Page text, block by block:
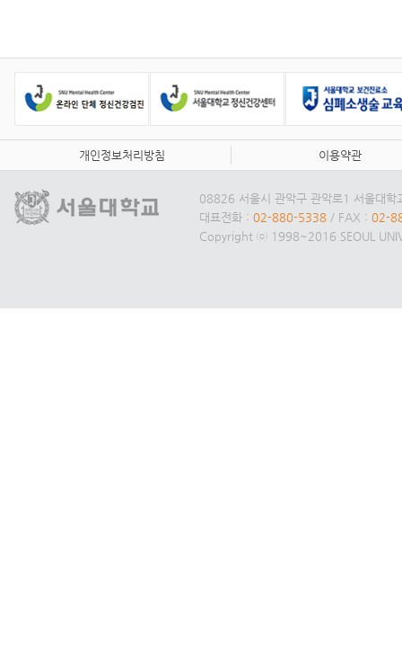
개인정보처리방침 이용약관
08826 서울시 관악구 관악로1 서울대학
대표전화 : 02-880-5338/ FAX : 02-
Copyright ⓒ 1998~2016 SEOUL